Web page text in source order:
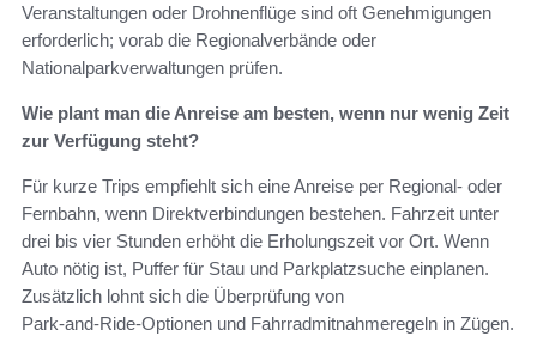
Veranstaltungen oder Drohnenflüge sind oft Genehmigungen
erforderlich; vorab die Regionalverbände oder
Nationalparkverwaltungen prüfen.
Wie plant man die Anreise am besten, wenn nur wenig Zeit
zur Verfügung steht?
Für kurze Trips empfiehlt sich eine Anreise per Regional- oder
Fernbahn, wenn Direktverbindungen bestehen. Fahrzeit unter
drei bis vier Stunden erhöht die Erholungszeit vor Ort. Wenn
Auto nötig ist, Puffer für Stau und Parkplatzsuche einplanen.
Zusätzlich lohnt sich die Überprüfung von
Park‑and‑Ride‑Optionen und Fahrradmitnahmeregeln in Zügen.